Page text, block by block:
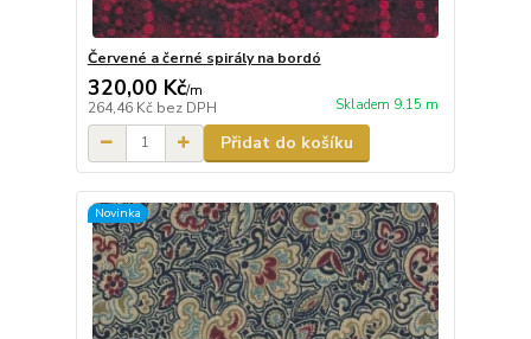
Červené a černé spirály na bordó
320,00 Kč/m
264,46 Kč bez DPH Skladem 9.15 m
Přidat do košíku
Novinka